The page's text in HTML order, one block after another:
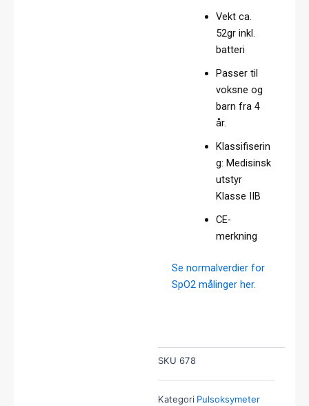
Vekt ca.
52gr inkl.
batteri
Passer til
voksne og
barn fra 4
år.
Klassifiserin
g: Medisinsk
utstyr
Klasse IIB
CE-
merkning
Se normalverdier for
SpO2 målinger her.
SKU 678
Kategori Pulsoksymeter